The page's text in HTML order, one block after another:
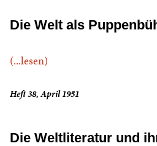
Die Welt als
(...lesen)
Heft 38, April 1951
Die Weltliteratur und